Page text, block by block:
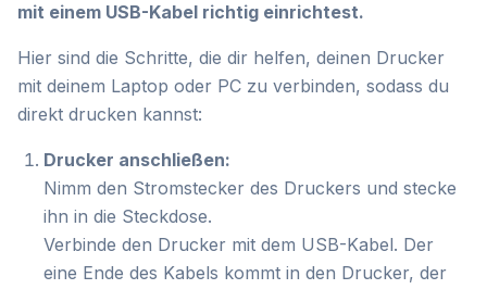
mit einem USB-Kabel richtig einrichtest.
Hier sind die Schritte, die dir helfen, deinen Drucker
mit deinem Laptop oder PC zu verbinden, sodass du
direkt drucken kannst:
Drucker anschließen:
Nimm den Stromstecker des Druckers und stecke
ihn in die Steckdose.
Verbinde den Drucker mit dem USB-Kabel. Der
eine Ende des Kabels kommt in den Drucker, der